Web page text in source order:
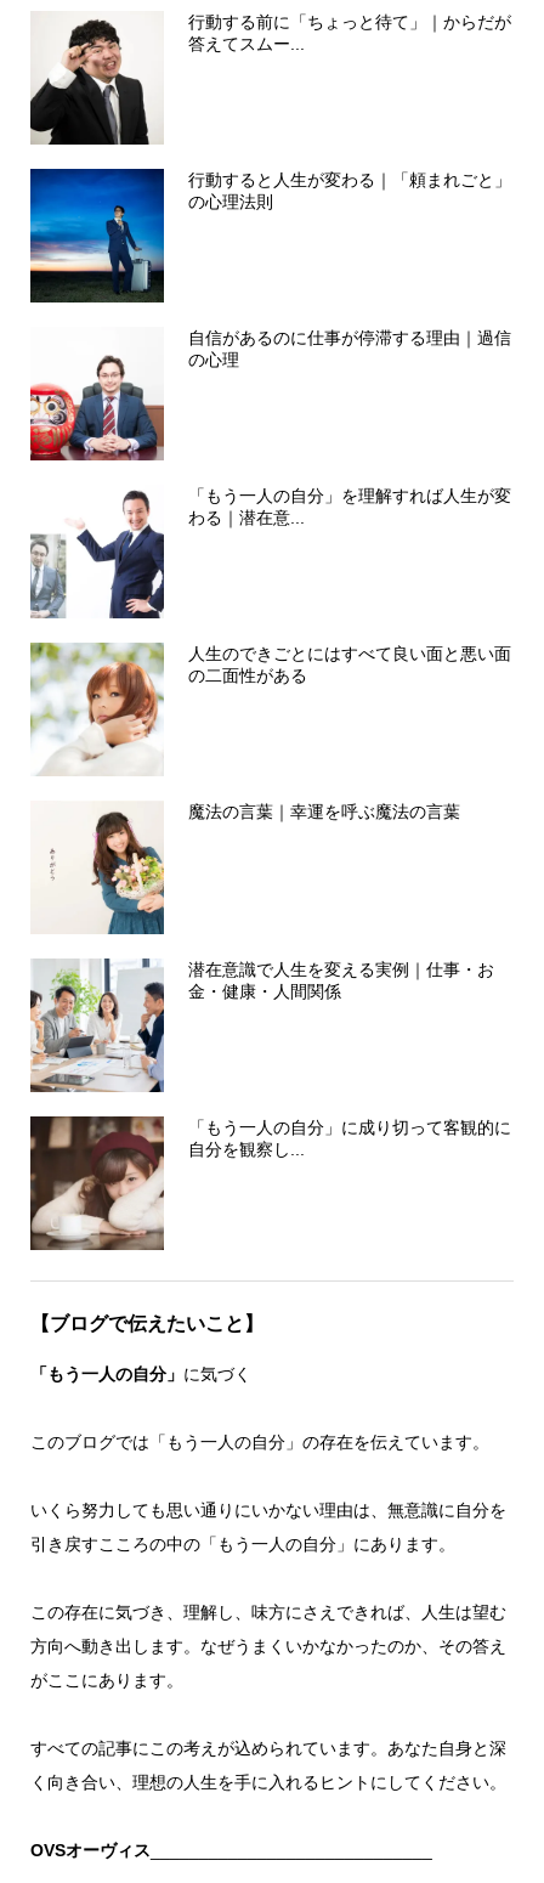
行動する前に「ちょっと待て」｜からだが
答えてスムー...
行動すると人生が変わる｜「頼まれごと」
の心理法則
自信があるのに仕事が停滞する理由｜過信
の心理
「もう一人の自分」を理解すれば人生が変
わる｜潜在意...
人生のできごとにはすべて良い面と悪い面
の二面性がある
魔法の言葉｜幸運を呼ぶ魔法の言葉
潜在意識で人生を変える実例｜仕事・お
金・健康・人間関係
「もう一人の自分」に成り切って客観的に
自分を観察し...
【ブログで伝えたいこと】
「もう一人の自分」 に気づく
このブログでは「もう一人の自分」の存在を伝えています。
いくら努力しても思い通りにいかない理由は、無意識に自分を
引き戻すこころの中の「もう一人の自分」にあります。
この存在に気づき、理解し、味方にさえできれば、人生は望む
方向へ動き出します。なぜうまくいかなかったのか、その答え
がここにあります。
すべての記事にこの考えが込められています。あなた自身と深
く向き合い、理想の人生を手に入れるヒントにしてください。
OVSオーヴィス